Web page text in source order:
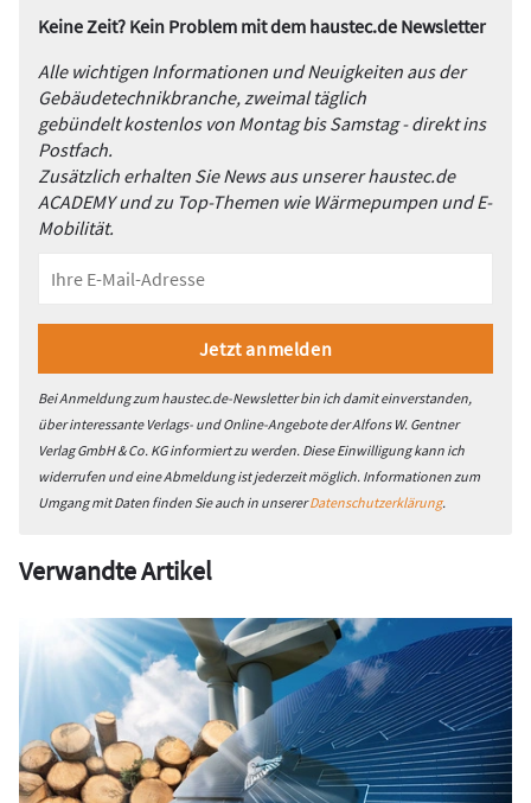
Keine Zeit? Kein Problem mit dem haustec.de Newsletter
Alle wichtigen Informationen und Neuigkeiten aus der
Gebäudetechnikbranche, zweimal täglich
gebündelt kostenlos von Montag bis Samstag - direkt ins
Postfach.
Zusätzlich erhalten Sie News aus unserer haustec.de
ACADEMY und zu Top-Themen wie Wärmepumpen und E-
Mobilität.
Bei Anmeldung zum haustec.de-Newsletter bin ich damit einverstanden,
über interessante Verlags- und Online-Angebote der Alfons W. Gentner
Verlag GmbH & Co. KG informiert zu werden. Diese Einwilligung kann ich
widerrufen und eine Abmeldung ist jederzeit möglich. Informationen zum
Umgang mit Daten finden Sie auch in unsererDatenschutzerklärung.
Verwandte Artikel